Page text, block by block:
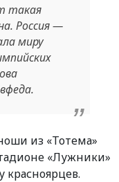
такая
Россия —
миру
из «Тотема»
«Лужники»
красноярцев.